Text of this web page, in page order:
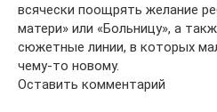
всячески поощрять желание
матери» или «Больницу», а
сюжетные линии, в которых
чему-то новому.
Оставить комментарий